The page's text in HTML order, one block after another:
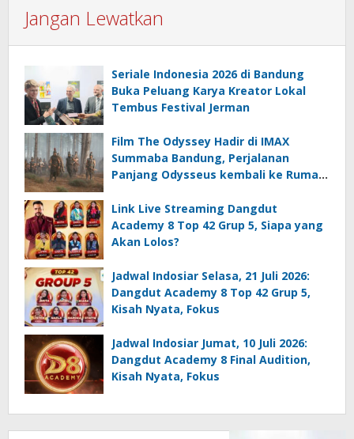
Jangan Lewatkan
Seriale Indonesia 2026 di Bandung
Buka Peluang Karya Kreator Lokal
Tembus Festival Jerman
Film The Odyssey Hadir di IMAX
Summaba Bandung, Perjalanan
Panjang Odysseus kembali ke Rumah
Link Live Streaming Dangdut
Academy 8 Top 42 Grup 5, Siapa yang
Akan Lolos?
Jadwal Indosiar Selasa, 21 Juli 2026:
Dangdut Academy 8 Top 42 Grup 5,
Kisah Nyata, Fokus
Jadwal Indosiar Jumat, 10 Juli 2026:
Dangdut Academy 8 Final Audition,
Kisah Nyata, Fokus